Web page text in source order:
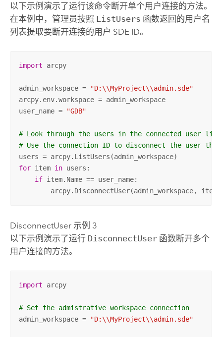
以下示例演示了运行该命令断开单个用户连接的方法。
在本例中，管理员按照 ListUsers 函数返回的用户名
列表提取要断开连接的用户 SDE ID。
import arcpy
admin_workspace =
"D:\\MyProject\\admin.sde"
arcpy.env.workspace = admin_workspace
user_name =
"GDB"
# Look through the users in the connected user
# Use the connection ID to disconnect the user that
for item in users:
if item.Name == user_name:
arcpy.DisconnectUser(admin_workspace,
DisconnectUser 示例 3
以下示例演示了运行 DisconnectUser函数断开多个
用户连接的方法。
import arcpy
# Set the admistrative workspace connection
admin_workspace =
"D:\\MyProject\\admin.sde"